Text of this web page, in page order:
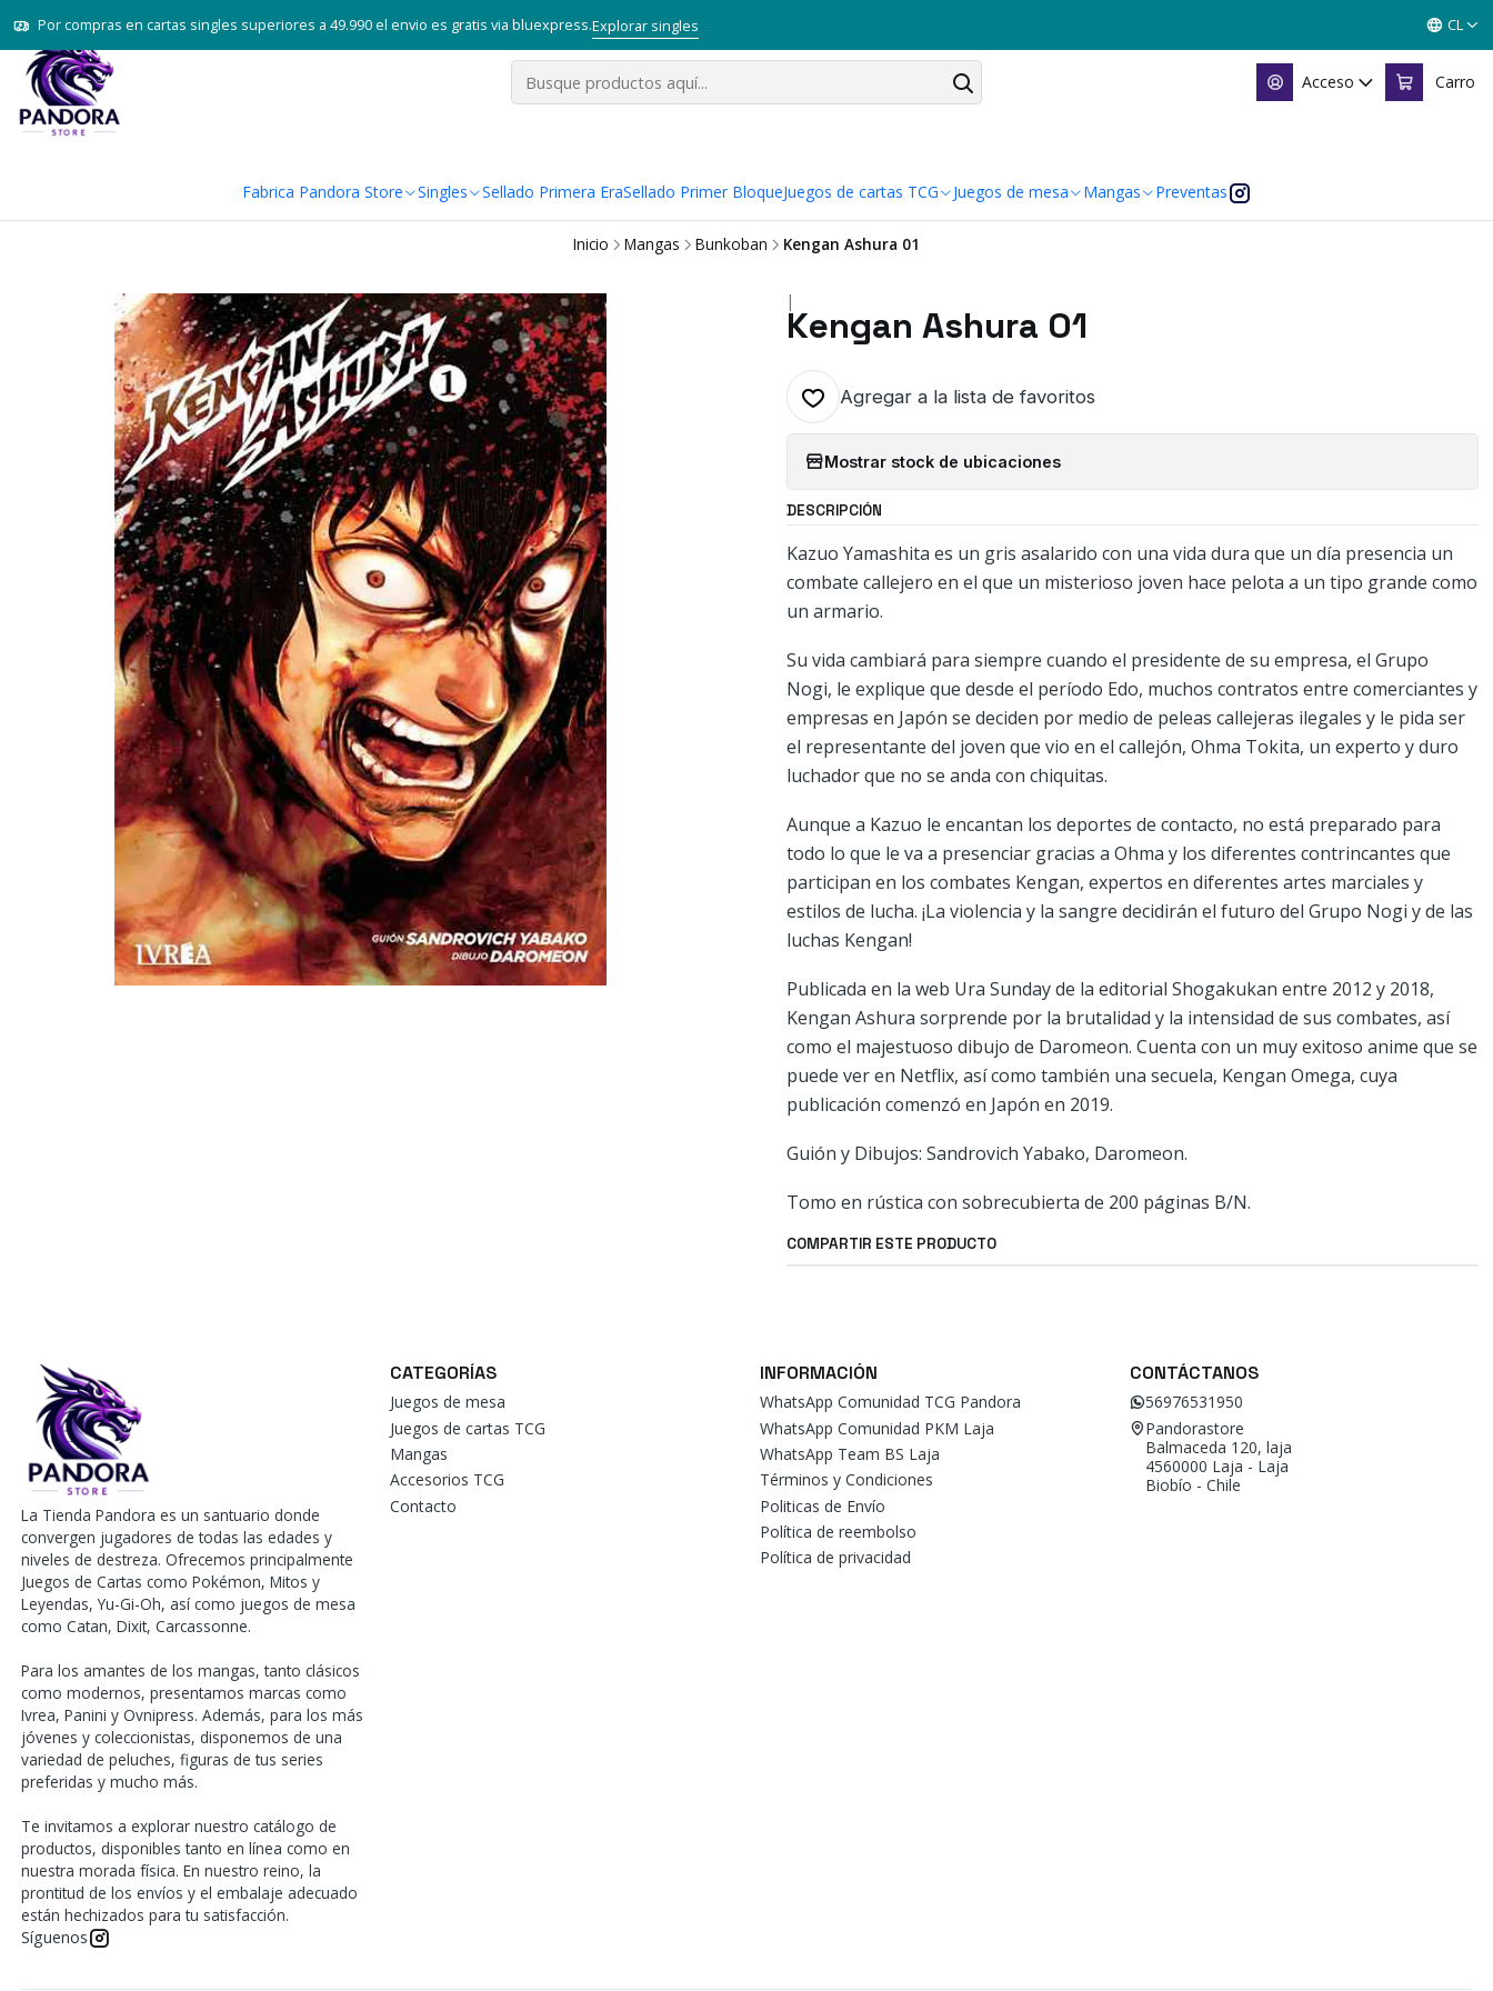
Acceso Carro
Fabrica Pandora Store Singles Sellado Primera EraSellado Primer BloqueJuegos de cartas TCG Juegos de mesa Mangas Preventas
Por compras en cartas singles superiores a 49.990 el envio es gratis via bluexpress.Explorar singles CL
Inicio Mangas Bunkoban Kengan Ashura 01
|
Kengan Ashura 01
Agregar a la lista de favoritos
Mostrar stock de ubicaciones
DESCRIPCIÓN
Kazuo Yamashita es un gris asalarido con una vida dura que un día presencia un
combate callejero en el que un misterioso joven hace pelota a un tipo grande como
un armario.
Su vida cambiará para siempre cuando el presidente de su empresa, el Grupo
Nogi, le explique que desde el período Edo, muchos contratos entre comerciantes y
empresas en Japón se deciden por medio de peleas callejeras ilegales y le pida ser
el representante del joven que vio en el callejón, Ohma Tokita, un experto y duro
luchador que no se anda con chiquitas.
Aunque a Kazuo le encantan los deportes de contacto, no está preparado para
todo lo que le va a presenciar gracias a Ohma y los diferentes contrincantes que
participan en los combates Kengan, expertos en diferentes artes marciales y
estilos de lucha. ¡La violencia y la sangre decidirán el futuro del Grupo Nogi y de las
luchas Kengan!
Publicada en la web Ura Sunday de la editorial Shogakukan entre 2012 y 2018,
Kengan Ashura sorprende por la brutalidad y la intensidad de sus combates, así
como el majestuoso dibujo de Daromeon. Cuenta con un muy exitoso anime que se
puede ver en Netflix, así como también una secuela, Kengan Omega, cuya
publicación comenzó en Japón en 2019.
Guión y Dibujos: Sandrovich Yabako, Daromeon.
Tomo en rústica con sobrecubierta de 200 páginas B/N.
COMPARTIR ESTE PRODUCTO
La Tienda Pandora es un santuario donde
convergen jugadores de todas las edades y
niveles de destreza. Ofrecemos principalmente
Juegos de Cartas como Pokémon, Mitos y
Leyendas, Yu-Gi-Oh, así como juegos de mesa
como Catan, Dixit, Carcassonne.
Para los amantes de los mangas, tanto clásicos
como modernos, presentamos marcas como
Ivrea, Panini y Ovnipress. Además, para los más
jóvenes y coleccionistas, disponemos de una
variedad de peluches, figuras de tus series
preferidas y mucho más.
Te invitamos a explorar nuestro catálogo de
productos, disponibles tanto en línea como en
nuestra morada física. En nuestro reino, la
prontitud de los envíos y el embalaje adecuado
están hechizados para tu satisfacción.
Síguenos
CATEGORÍAS
Juegos de mesa
Juegos de cartas TCG
Mangas
Accesorios TCG
Contacto
INFORMACIÓN
WhatsApp Comunidad TCG Pandora
WhatsApp Comunidad PKM Laja
WhatsApp Team BS Laja
Términos y Condiciones
Politicas de Envío
Política de reembolso
Política de privacidad
CONTÁCTANOS
56976531950
Pandorastore
Balmaceda 120, laja
4560000 Laja - Laja
Biobío - Chile